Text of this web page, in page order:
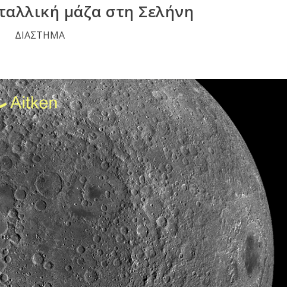
μάζα στη Σελήνη
ΔΙΑΣΤΗΜΑ